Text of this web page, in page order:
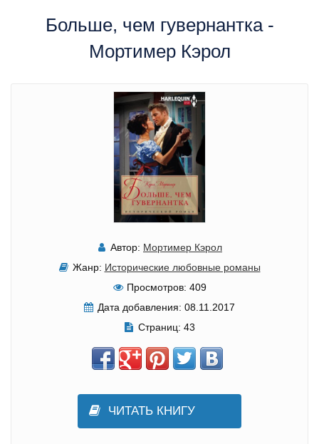
Больше, чем гувернантка -
Мортимер Кэрол
Автор: Мортимер Кэрол
Жанр: Исторические любовные романы
Просмотров: 409
Дата добавления: 08.11.2017
Страниц: 43
ЧИТАТЬ КНИГУ